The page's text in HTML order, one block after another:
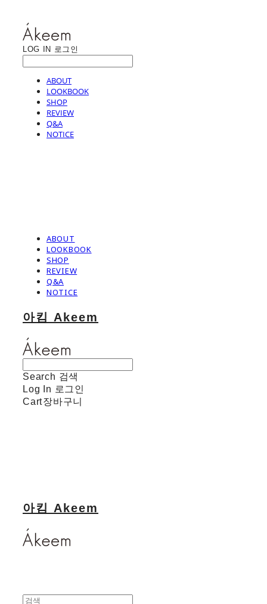
LOG IN 로그인
ABOUT
LOOKBOOK
SHOP
REVIEW
Q&A
NOTICE
ABOUT
LOOKBOOK
SHOP
REVIEW
Q&A
NOTICE
아킴 Akeem
Search 검색
Log In 로그인
Cart장바구니
아킴 Akeem